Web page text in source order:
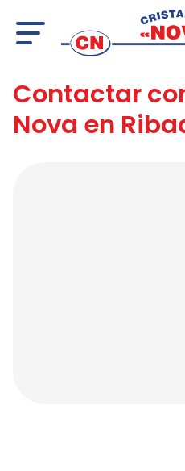
Contactar
Nova en